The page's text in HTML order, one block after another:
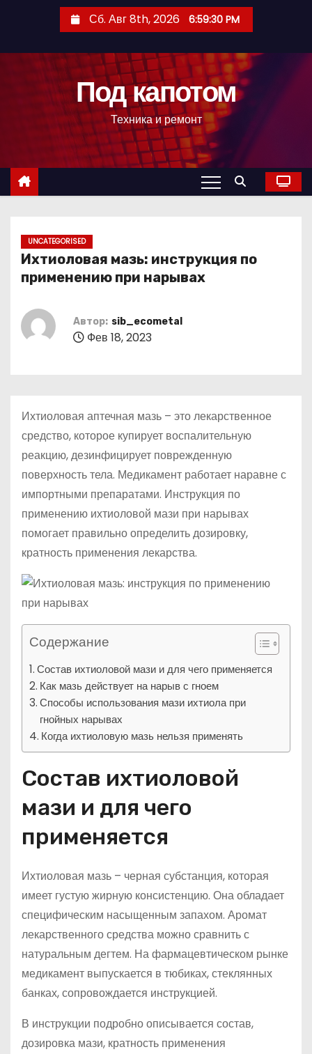
с
Сб. Авг 8th, 2026 6:59:32 PM
Под капотом
Техника и ремонт
UNCATEGORISED
Ихтиоловая мазь: инструкция по
применению при нарывах
Автор: sib_ecometal
Фев 18, 2023
Ихтиоловая аптечная мазь – это лекарственное
средство, которое купирует воспалительную
реакцию, дезинфицирует поврежденную
поверхность тела. Медикамент работает наравне с
импортными препаратами. Инструкция по
применению ихтиоловой мази при нарывах
помогает правильно определить дозировку,
кратность применения лекарства.
Содержание
Состав ихтиоловой мази и для чего применяется
Как мазь действует на нарыв с гноем
Способы использования мази ихтиола при
гнойных нарывах
Когда ихтиоловую мазь нельзя применять
Состав ихтиоловой
мази и для чего
применяется
Ихтиоловая мазь – черная субстанция, которая
имеет густую жирную консистенцию. Она обладает
специфическим насыщенным запахом. Аромат
лекарственного средства можно сравнить с
натуральным дегтем. На фармацевтическом рынке
медикамент выпускается в тюбиках, стеклянных
банках, сопровождается инструкцией.
В инструкции подробно описывается состав,
дозировка мази, кратность применения